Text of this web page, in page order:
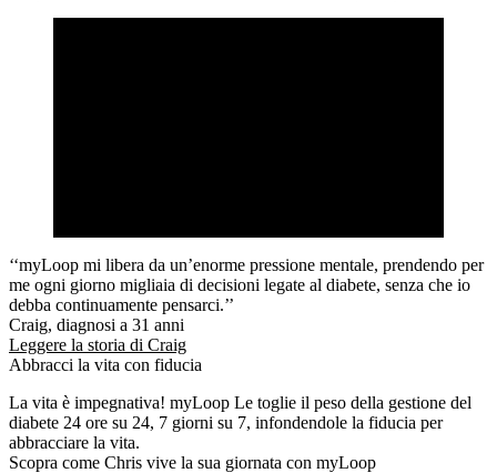
‘‘myLoop mi libera da un’enorme pressione mentale, prendendo per
me ogni giorno migliaia di decisioni legate al diabete, senza che io
debba continuamente pensarci.’’
Craig, diagnosi a 31 anni
Leggere la storia di Craig
Abbracci la vita con fiducia
La vita è impegnativa! myLoop Le toglie il peso della gestione del
diabete 24 ore su 24, 7 giorni su 7, infondendole la fiducia per
abbracciare la vita.
Scopra come Chris vive la sua giornata con myLoop